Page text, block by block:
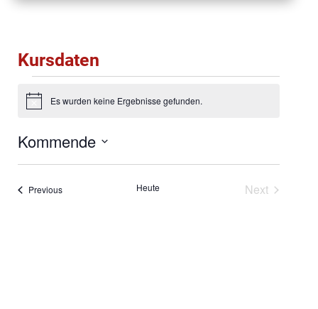
Kursdaten
Es wurden keine Ergebnisse gefunden.
Kommende
date.
PreviousVeranstaltungen Heute Next